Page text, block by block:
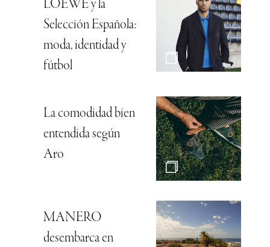
LOEWE y la
Selección Española:
moda, identidad y
fútbol
La comodidad bien
entendida según
Aro
MANERO
desembarca en